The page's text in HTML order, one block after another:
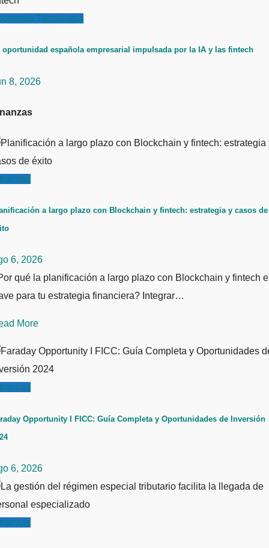
Tecnología
oportunidad española empresarial impulsada por la IA y las fintech
8, 2026
a largo plazo con Blockchain y fintech: estrategia y casos de
6, 2026
qué la planificación a largo plazo con Blockchain y fintech
para tu estrategia financiera? Integrar…
More
Opportunity I FICC: Guía Completa y Oportunidades de Inversión
6, 2026